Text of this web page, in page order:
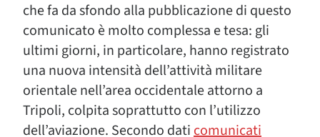
che fa da sfondo alla pubblicazione di questo
comunicato è molto complessa e tesa: gli
ultimi giorni, in particolare, hanno registrato
una nuova intensità dell’attività militare
orientale nell’area occidentale attorno a
Tripoli, colpita soprattutto con l’utilizzo
dell’aviazione. Secondo daticomunicati